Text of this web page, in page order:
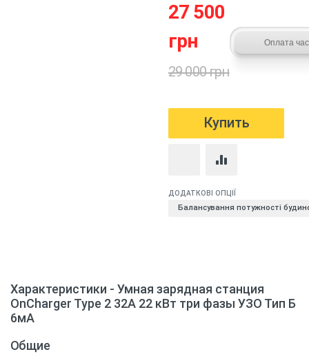
27 500
грн
29 000 грн
Характеристики - Умная зарядная станция
OnCharger Type 2 32A 22 кВт три фазы УЗО Тип Б
6мА
Общие